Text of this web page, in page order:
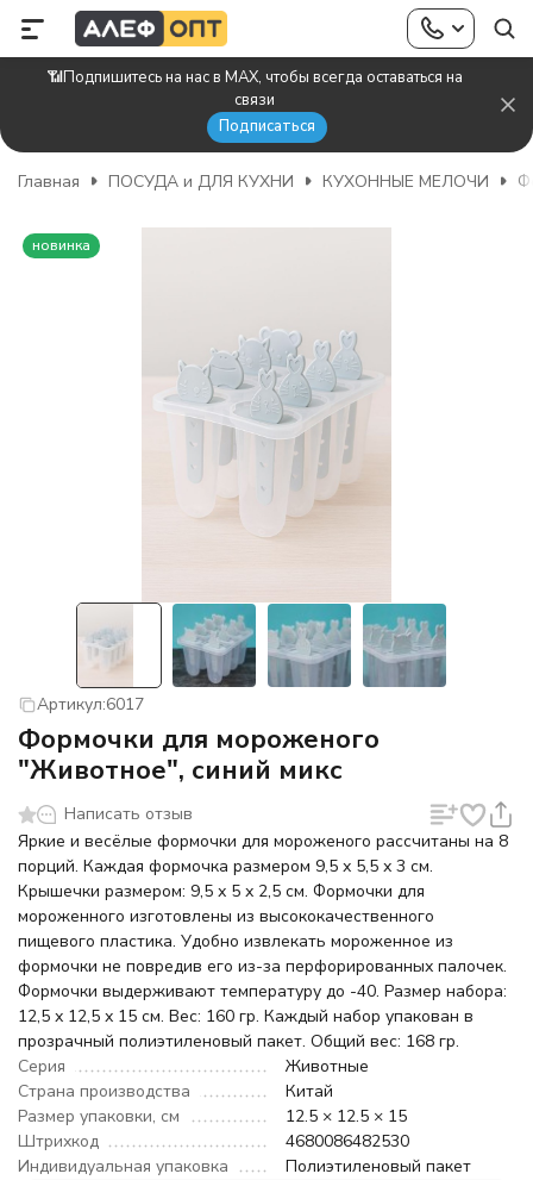
📶Подпишитесь на нас в MAX, чтобы всегда оставаться на
связи
Подписаться
Главная ПОСУДА и ДЛЯ КУХНИ КУХОННЫЕ МЕЛОЧИ
новинка
Артикул:6017
Формочки для мороженого
"Животное", синий микс
Написать отзыв
Яркие и весёлые формочки для мороженого рассчитаны на 8
порций. Каждая формочка размером 9,5 х 5,5 х 3 см.
Крышечки размером: 9,5 х 5 х 2,5 см. Формочки для
мороженного изготовлены из высококачественного
пищевого пластика. Удобно извлекать мороженное из
формочки не повредив его из-за перфорированных палочек.
Формочки выдерживают температуру до -40. Размер набора:
12,5 х 12,5 х 15 см. Вес: 160 гр. Каждый набор упакован в
прозрачный полиэтиленовый пакет. Общий вес: 168 гр.
Серия
Животные
Страна производства
Китай
Размер упаковки, см
12.5 × 12.5 × 15
Штрихкод
4680086482530
Индивидуальная упаковка
Полиэтиленовый пакет